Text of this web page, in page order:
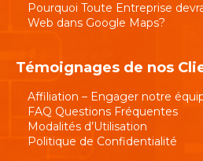
Pourquoi Toute Entreprise
Web dans Google Maps?
Témoignages de nos
Affiliation – Engager notre
FAQ Questions Fréquentes
Modalités d’Utilisation
Politique de Confidentialité